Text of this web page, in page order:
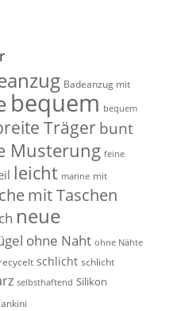
Badeanzug mit
bequem bequem
Träger bunt
Musterung feine
leicht marine mit
mit Taschen
neue
ohne Naht ohne Nähte
recycelt schlicht schlicht
selbsthaftend Silikon